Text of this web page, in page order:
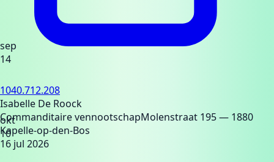
sep
14
okt
10
1040.712.208
Isabelle De Roock
Commanditaire vennootschapMolenstraat 195— 1880
Kapelle-op-den-Bos
16 jul 2026